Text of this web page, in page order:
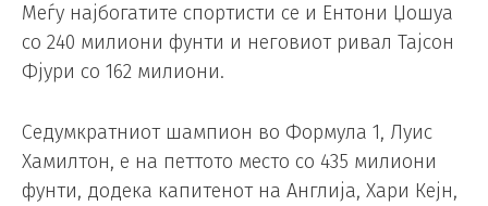
Меѓу најбогатите спортисти се и Ентони Џошуа
со 240 милиони фунти и неговиот ривал Тајсон
Фјури со 162 милиони.
Седумкратниот шампион во Формула 1, Луис
Хамилтон, е на петтото место со 435 милиони
фунти, додека капитенот на Англија, Хари Кејн,